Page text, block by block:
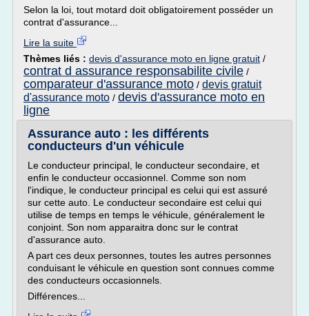
Selon la loi, tout motard doit obligatoirement posséder un
contrat d'assurance...
Lire la suite
Thèmes liés : devis d'assurance moto en ligne gratuit /
contrat d assurance responsabilite civile /
comparateur d'assurance moto / devis gratuit
d'assurance moto / devis d'assurance moto en
ligne
Assurance auto : les différents
conducteurs d'un véhicule
Le conducteur principal, le conducteur secondaire, et
enfin le conducteur occasionnel. Comme son nom
l'indique, le conducteur principal es celui qui est assuré
sur cette auto. Le conducteur secondaire est celui qui
utilise de temps en temps le véhicule, généralement le
conjoint. Son nom apparaitra donc sur le contrat
d'assurance auto.
A part ces deux personnes, toutes les autres personnes
conduisant le véhicule en question sont connues comme
des conducteurs occasionnels.
Différences...